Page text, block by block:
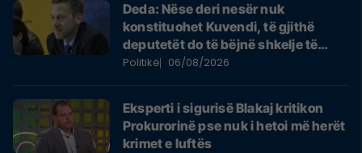
Deda: Nëse deri nesër nuk
konstituohet Kuvendi, të gjithë
deputetët do të bëjnë shkelje të
rëndë kushtetuese
Politikë 06/08/2026
Eksperti i sigurisë Blakaj kritikon
Prokurorinë pse nuk i hetoi më herët
krimet e luftës